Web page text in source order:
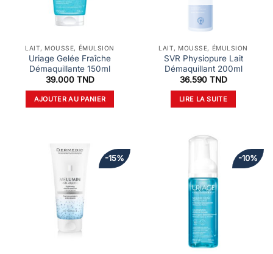
LAIT, MOUSSE, ÉMULSION
Uriage Gelée Fraîche
Démaquillante 150ml
39.000 TND
AJOUTER AU PANIER
LAIT, MOUSSE, ÉMULSION
SVR Physiopure Lait
Démaquillant 200ml
36.590 TND
LIRE LA SUITE
-15% -10%